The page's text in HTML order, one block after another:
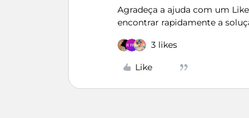
Agradeça a ajuda com um
encontrar rapidamente a
3 likes
Like